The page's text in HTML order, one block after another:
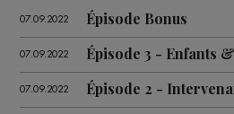
07.09.2022 Épisode Bonus
07.09.2022 Épisode 3 - Enfants
07.09.2022 Épisode 2 -